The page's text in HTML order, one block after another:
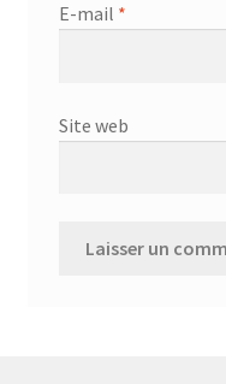
E-mail *
Site web